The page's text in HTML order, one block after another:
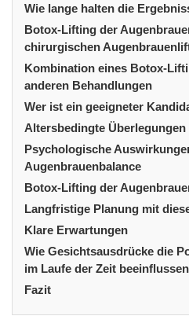
Wie lange halten die
Botox-Lifting der
chirurgischen
Kombination eines Botox-
anderen Behandlungen
Wer ist ein geeigneter
Altersbedingte Überlegungen
Psychologische
Augenbrauenbalance
Botox-Lifting der
Langfristige Planung mit
Klare Erwartungen
Wie Gesichtsausdrücke die
im Laufe der Zeit beeinflussen
Fazit